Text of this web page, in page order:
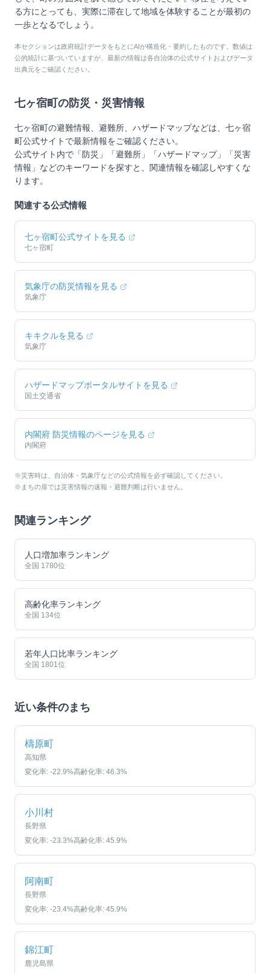
る方にとっても、実際に滞在して地域を体験することが最初の
一歩となるでしょう。
本セクションは政府統計データをもとにAIが構造化・要約したものです。数値は
公的統計に基づいていますが、最新の情報は各自治体の公式サイトおよびデータ
出典元をご確認ください。
七ヶ宿町 の防災・災害情報
七ヶ宿町の避難情報、避難所、ハザードマップなどは、 七ヶ宿
町公式サイトで最新情報をご確認ください。
公式サイト内で「防災」「避難所」「ハザードマップ」「災害
情報」などのキーワードを探すと、関連情報を確認しやすくな
ります。
関連する公式情報
七ヶ宿町公式サイトを見る
七ヶ宿町
気象庁の防災情報を見る
気象庁
キキクルを見る
気象庁
ハザードマップポータルサイトを見る
国土交通省
内閣府 防災情報のページを見る
内閣府
※災害時は、自治体・気象庁などの公式情報を必ず確認してください。
※まちの扉では災害情報の速報・避難判断は行いません。
関連ランキング
人口増加率ランキング
全国 1780位
高齢化率ランキング
全国 134位
若年人口比率ランキング
全国 1801位
近い条件のまち
檮原町
高知県
変化率: -22.9%高齢化率: 46.3%
小川村
長野県
変化率: -23.3%高齢化率: 45.9%
阿南町
長野県
変化率: -23.4%高齢化率: 45.9%
錦江町
鹿児島県